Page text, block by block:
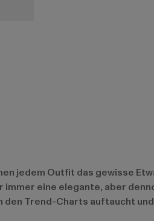
EUR
jedem Outfit das gewisse
eine elegante, aber
Trend-Charts auftaucht